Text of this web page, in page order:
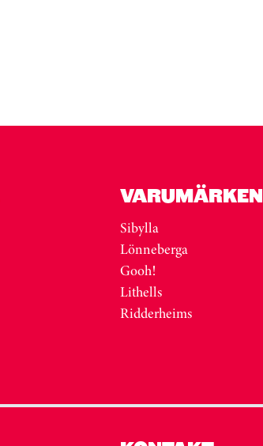
VARUMÄRKEN
Sibylla
Lönneberga
Gooh!
Lithells
Ridderheims